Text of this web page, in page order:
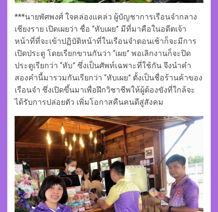
***นายพัศพงศ์ ใจคล่องแคล่ว ผู้บัญชาการเรือนจำกลาง
เชียงราย เปิดเผยว่า ชื่อ “หับเผย” มีที่มาคือในอดีตเจ้า
หน้าที่ที่จะเข้าปฏิบัติหน้าที่ในเรือนจำตอนเช้าก็จะมีการ
เปิดประตู โดยเรียกขานกันว่า “เผย” พอเลิกงานก็จะปิด
ประตูเรียกว่า “หับ” ซึ่งเป็นศัพท์เฉพาะที่ใช้กัน จึงนำคำ
สองคำนี้มารวมกันเรียกว่า “หับเผย” ตั้งเป็นชื่อร้านค้าของ
เรือนจำ ซึ่งเปิดขึ้นมาเพื่อฝึกวิชาชีพให้ผู้ต้องขังที่ใกล้จะ
ได้รับการปล่อยตัว เพิ่มโอกาสคืนคนดีสู่สังคม